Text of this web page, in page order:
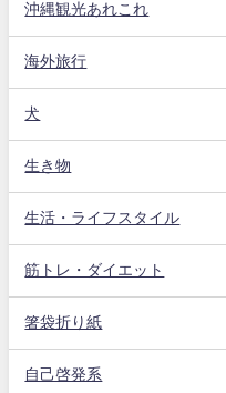
沖縄観光あれこれ
海外旅行
犬
生き物
生活・ライフスタイル
筋トレ・ダイエット
箸袋折り紙
自己啓発系